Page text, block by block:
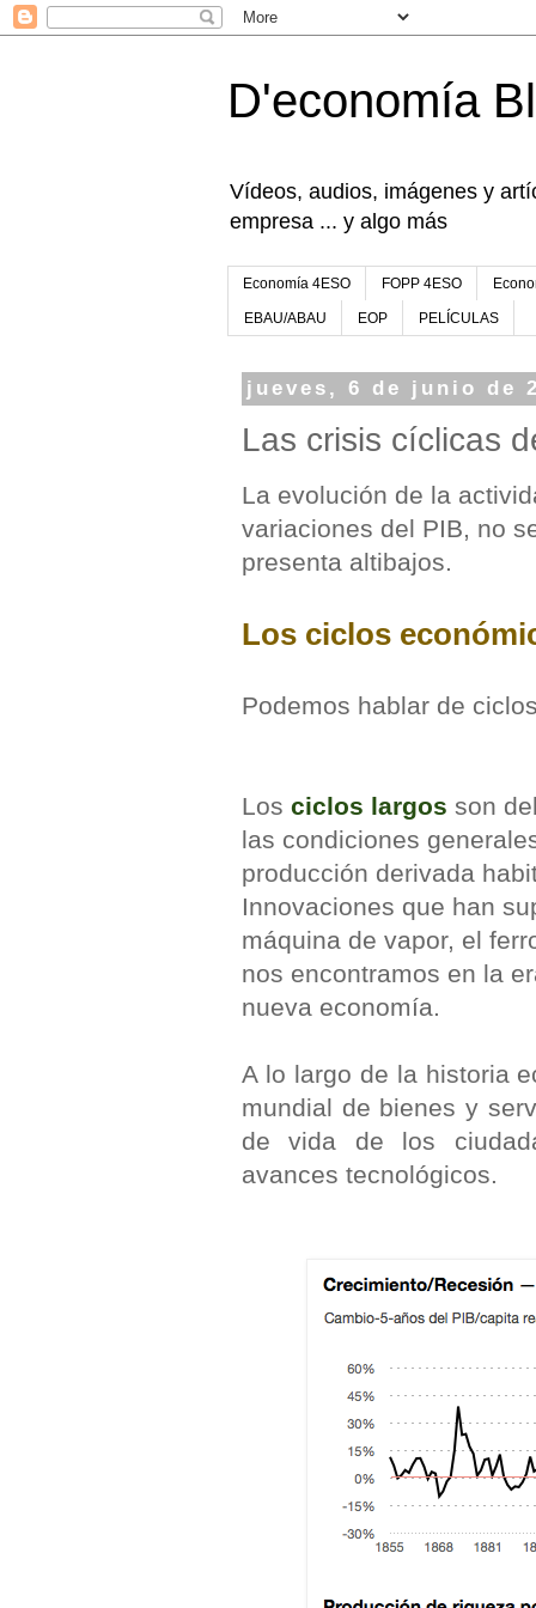
D'economía
Vídeos, audios, imágenes y
empresa ... y algo más
Economía 4ESO FOPP 4ESO
EBAU/ABAU EOP PELÍCULAS
jueves, 6 de junio de
Las crisis cíclicas
La evolución de la
variaciones del PIB, no
presenta altibajos.
Los ciclos
Podemos hablar de
Los ciclos largos son
las condiciones
producción derivada
Innovaciones que han
máquina de vapor, el
nos encontramos en la
nueva economía.
A lo largo de la historia
mundial de bienes y
de vida de los
avances tecnológicos.